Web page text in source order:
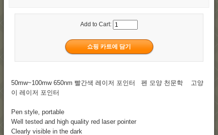
Add to Cart:
50mw~100mw 650nm 빨간색 레이저 포인터 펜 모양 천문학 고양
이 레이저 포인터
Pen style, portable
Well tested and high quality red laser pointer
Clearly visible in the dark